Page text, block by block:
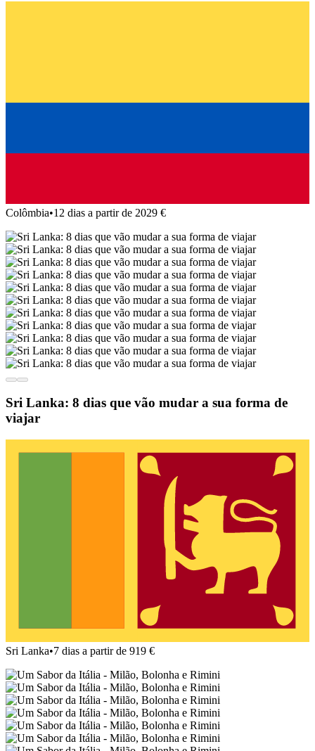
Colômbia•12 dias a partir de 2029 €
Sri Lanka: 8 dias que vão mudar a sua forma de
viajar
Sri Lanka•7 dias a partir de 919 €